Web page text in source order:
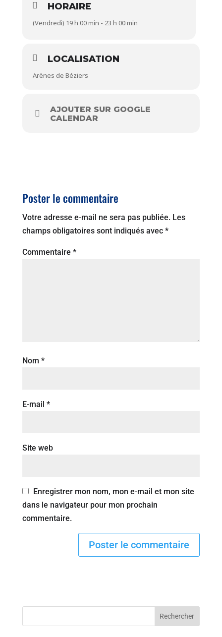
HORAIRE
(Vendredi) 19 h 00 min - 23 h 00 min
LOCALISATION
Arènes de Béziers
AJOUTER SUR GOOGLE
CALENDAR
Poster le commentaire
Votre adresse e-mail ne sera pas publiée. Les
champs obligatoires sont indiqués avec *
Commentaire *
Nom *
E-mail *
Site web
Enregistrer mon nom, mon e-mail et mon site
dans le navigateur pour mon prochain
commentaire.